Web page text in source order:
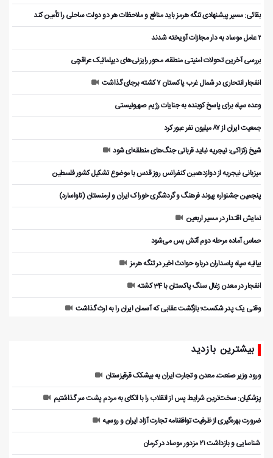
بقائی: مسیر پیشنهادی تنگه هرمز باید منافع و ملاحظات هر دو دولت ساحلی را تأمین کند
۲ عامل موساد به دار مجازات آویخته شدند
بررسی آخرین تحولات امنیتی منطقه، محور رایزنی‌های دیپلماتیک عراقچی
انفجار انتحاری در شمال غرب پاکستان ۷ کشته برجای گذاشت
وعده سپاه برای پاسخ کوبنده به جنایات رژیم صهیونیستی
جمعیت ایران از ۸۷ میلیون نفر عبور کرد
شیخ زکزاکی: نیجریه نباید قربانی جنگ‌های منطقه‌ای شود
میزبانی نیجریه از دوازدهمین کنفرانس روز قدس با موضوع تشکیل کشور فلسطین
پنجمین جشنواره پیوند فرهنگ و گردشگر‌ی خوراک ایران و ارمنستان (ناواسارد)
نمایش اقتدار در مسیر اربعین
حماس آماده مرحله دوم آتش بس می‌شود
بیانیه سپاه پاسداران درباره حوادث اخیر در تنگه هرمز
انفجار در معدن زغال سنگ پاکستان با 34 کشته
وقتی یک پدر شکست؛ بازگشت عقابی که آسمان ایران را به ارث گذاشت
بیشترین بازدید
ورود وزیر صنعت، معدن و تجارت ایران به بیشکک قرقیزستان
پزشکیان: سخت‌ترین شرایط پس از انقلاب را با اتکای به مردم پشت سر گذاشتیم
ضرورت بهره‌گیری از ظرفیت توافقنامه تجارت آزاد ایران و روسیه
️ شناسایی و بازداشت ۲۱ مزدور موساد در کرمان